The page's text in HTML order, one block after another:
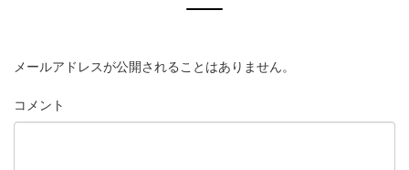
メールアドレスが公開されることはありません。
コメント